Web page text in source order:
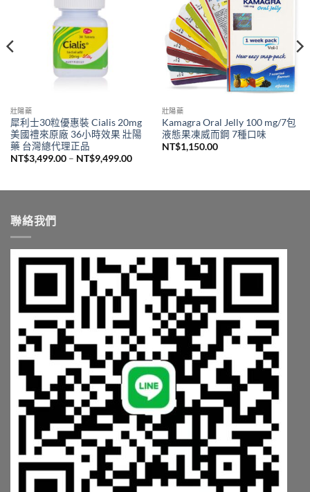
壯陽藥
犀利士30粒優惠裝 Cialis 20mg
美國禮來原廠 36小時效果 壯陽
藥 台灣總代理正品
NT$3,499.00 – NT$9,499.00價
NT$3,499.00
壯陽藥
Kamagra Oral Jelly 100 mg/7包
液態果凍威而鋼 7種口味
NT$1,150.00
聯絡我們